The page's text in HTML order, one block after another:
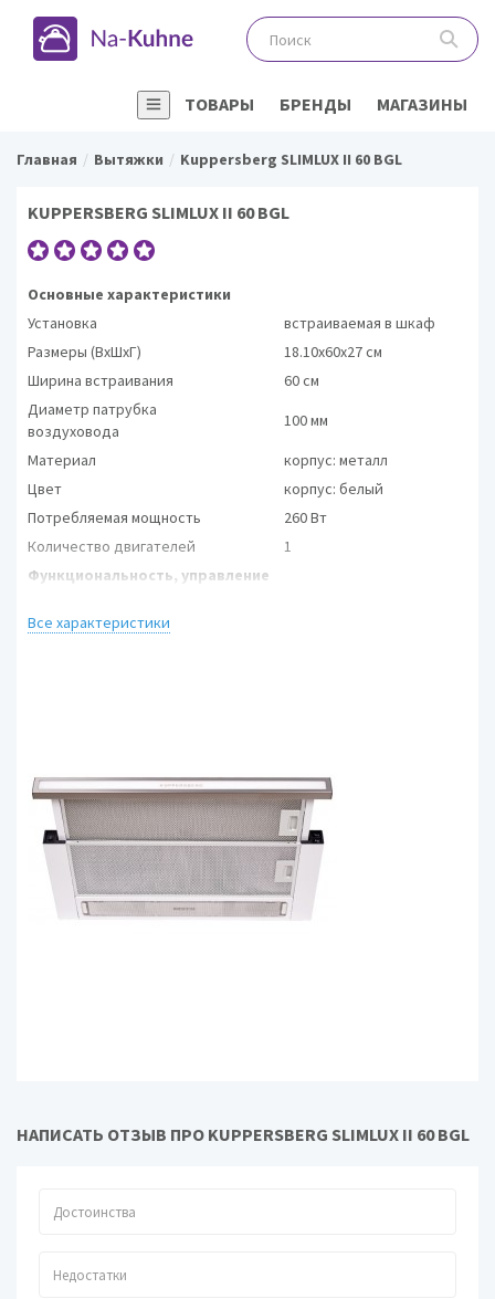
ТОВАРЫ БРЕНДЫ МАГАЗИНЫ
Главная Вытяжки Kuppersberg SLIMLUX II 60 BGL
KUPPERSBERG SLIMLUX II 60 BGL
Основные характеристики
Установка
встраиваемая в шкаф
Размеры (ВхШхГ)
18.10х60х27 см
Ширина встраивания
60 см
Диаметр патрубка
воздуховода
100 мм
Материал
корпус: металл
Цвет
корпус: белый
Потребляемая мощность
260 Вт
Количество двигателей
1
Функциональность, управление
Максимальная
Освещение
лампа накаливания, 40
Вт х 2
Особенности
Фильтр
жировой
Максимальный уровень шума
65 дБ
Все характеристики
НАПИСАТЬ ОТЗЫВ ПРО KUPPERSBERG SLIMLUX II 60 BGL